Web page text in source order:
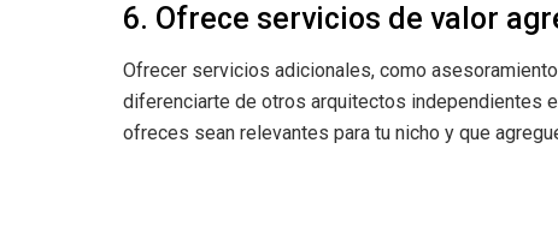
6. Ofrece servicios de valor
Ofrecer servicios adicionales, como
diferenciarte de otros arquitectos independientes
ofreces sean relevantes para tu nicho y que